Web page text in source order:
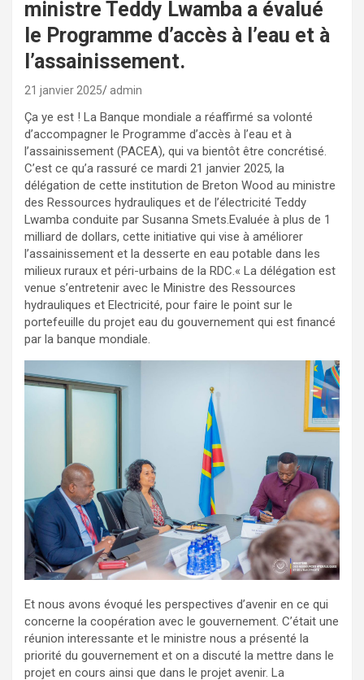
ministre Teddy Lwamba a évalué
le Programme d’accès à l’eau et à
l’assainissement.
21 janvier 2025 admin
Ça ye est ! La Banque mondiale a réaffirmé sa volonté
d’accompagner le Programme d’accès à l’eau et à
l’assainissement (PACEA), qui va bientôt être concrétisé.
C’est ce qu’a rassuré ce mardi 21 janvier 2025, la
délégation de cette institution de Breton Wood au ministre
des Ressources hydrauliques et de l’électricité Teddy
Lwamba conduite par Susanna Smets.Evaluée à plus de 1
milliard de dollars, cette initiative qui vise à améliorer
l’assainissement et la desserte en eau potable dans les
milieux ruraux et péri-urbains de la RDC.« La délégation est
venue s’entretenir avec le Ministre des Ressources
hydrauliques et Electricité, pour faire le point sur le
portefeuille du projet eau du gouvernement qui est financé
par la banque mondiale.
Et nous avons évoqué les perspectives d’avenir en ce qui
concerne la coopération avec le gouvernement. C’était une
réunion interessante et le ministre nous a présenté la
priorité du gouvernement et on a discuté la mettre dans le
projet en cours ainsi que dans le projet avenir. La